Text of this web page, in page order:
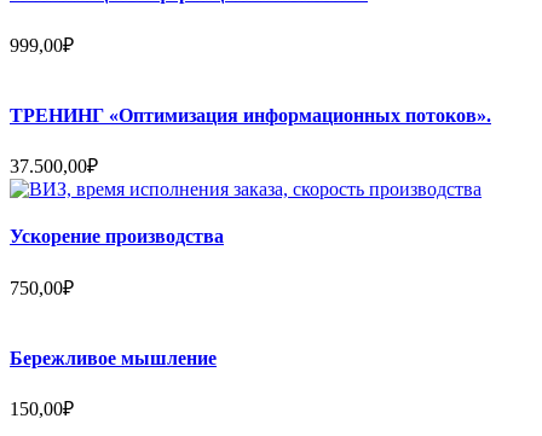
999,00₽
ТРЕНИНГ «Оптимизация информационных потоков».
37.500,00₽
Ускорение производства
750,00₽
Бережливое мышление
150,00₽